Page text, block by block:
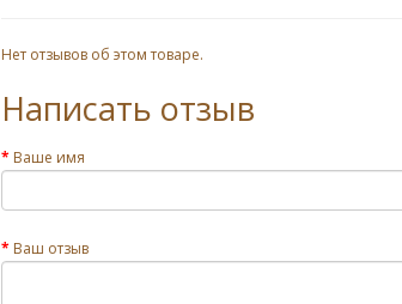
Нет отзывов об этом товаре.
Написать отзыв
Ваше имя
Ваш отзыв